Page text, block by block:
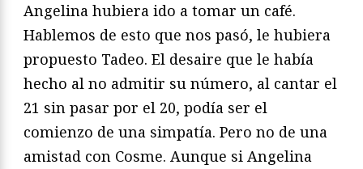
Angelina hubiera ido a tomar un café.
Hablemos de esto que nos pasó, le hubiera
propuesto Tadeo. El desaire que le había
hecho al no admitir su número, al cantar el
21 sin pasar por el 20, podía ser el
comienzo de una simpatía. Pero no de una
amistad con Cosme. Aunque si Angelina